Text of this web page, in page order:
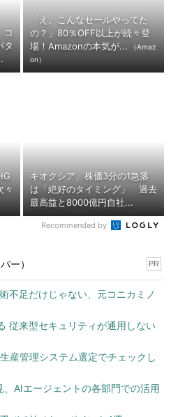
コ
タ
「え、こんなセールやってた
の？」80％OFF以上が続々登
場！Amazonの本気が...
（Amaz
on）
々
キオクシア、株価3分の1急落
は「絶好のタイミング」 過去
最高益と8000億円自社...
Recommended by
ー） PR
不足だけじゃない、元コニカミノ
従来型セキュリティが通用しない
産管理システム選定でチェックし
AIエージェントの各部門での活用